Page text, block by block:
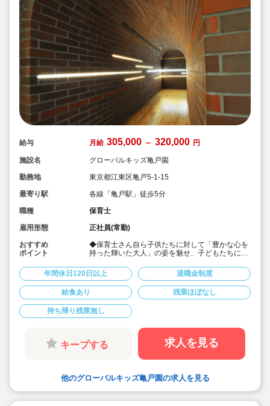
給与 月給 305,000 ～ 320,000 円
施設名
グローバルキッズ亀戸園
勤務地
東京都江東区亀戸5-1-15
最寄り駅
各線「亀戸駅」徒歩5分
職種
保育士
雇用形態
正社員(常勤)
おすすめ
ポイント
◆保育士さん自ら子供たちに対して「豊かな心を
持った輝いた大人」の姿を魅せ、子どもたちに夢
◆年間休日125日以上！
◆子育て期間中は時短勤務OK
◆半日有給OKで子育て中の方も働きやすい環境
◆会社独自の休暇制度がありますので、独身、既
婚者問わずノビノビと働きやすい環境です。
◆宿舎借上げ制度利用可能です！
◆職員間の人間関係を大事にしています。チーム
保育で新しい仲間も皆でサポート。新卒で不安な
方、中途で馴染めるか不安な方ブランク空けの
方、別業種からのキャリアチェンジの方！どんな
方でもチームでサポートしあいながら保育をする
◆キャリアアップしていきたい方も大歓迎！挑戦
年間休日120日以上 退職金制度
給食あり 残業ほぼなし
持ち帰り残業無し
キープする 求人を見る
他のグローバルキッズ亀戸園の求人を見る